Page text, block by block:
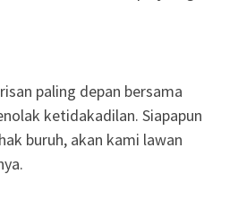
paling depan bersama
ketidakadilan. Siapapun
buruh, akan kami lawan